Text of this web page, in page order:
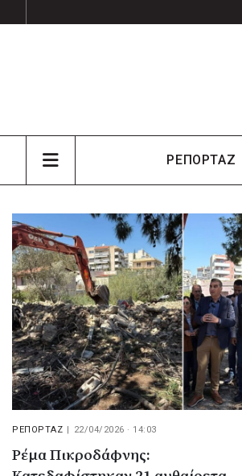
ΡΕΠΟΡΤΑΖ
ΡΕΠΟΡΤΑΖ | 22/04/2026 · 14:03
Ρέμα Πικροδάφνης: